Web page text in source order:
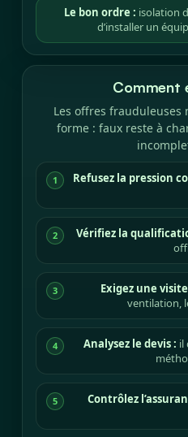
Le bon ordre : isolation
d’installer un
Comment
Les offres frauduleuses
forme : faux reste à
1 Refusez la pression
2 Vérifiez la
3 Exigez une
ventilation,
4 Analysez le devis : il
5 Contrôlez